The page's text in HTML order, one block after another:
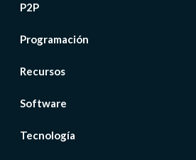
P2P
Programación
Recursos
Software
Tecnología